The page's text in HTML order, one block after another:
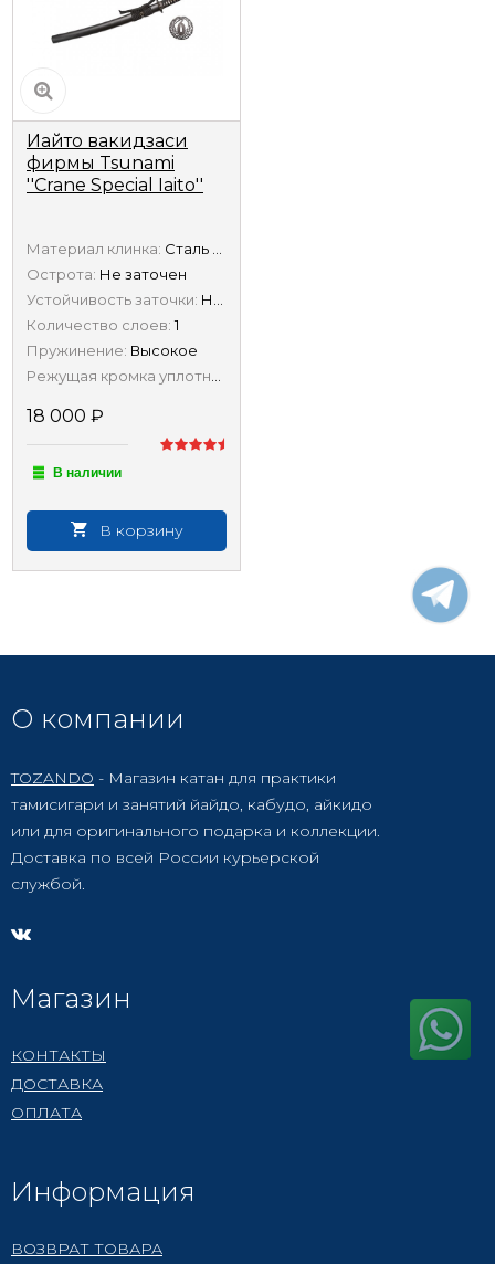
Иайто вакидзаси
фирмы Tsunami
''Crane Special Iaito''
Материал клинка: Сталь 440А
Острота: Не заточен
Устойчивость заточки: Низкая
Количество слоев: 1
Пружинение: Высокое
Режущая кромка уплотнена ковкой:
18 000 ₽
В наличии
В корзину
О компании
TOZANDO - Магазин катан для практики
тамисигари и занятий йайдо, кабудо, айкидо
или для оригинального подарка и коллекции.
Доставка по всей России курьерской
службой.
Магазин
КОНТАКТЫ
ДОСТАВКА
ОПЛАТА
Информация
ВОЗВРАТ ТОВАРА